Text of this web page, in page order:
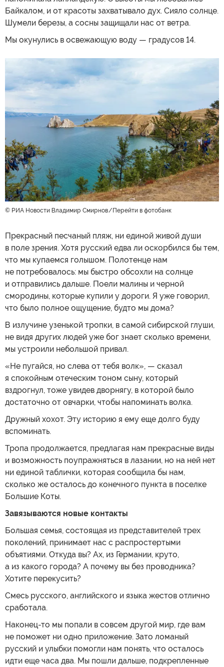
Байкалом, и от красоты захватывало дух. Сияло солнце.
Шумели березы, а сосны защищали нас от ветра.
Мы окунулись в освежающую воду — градусов 14.
© РИА Новости Владимир Смирнов Перейти в фотобанк
Прекрасный песчаный пляж, ни единой живой души
в поле зрения. Хотя русский едва ли оскорбился бы тем,
что мы купаемся голышом. Полотенце нам
не потребовалось: мы быстро обсохли на солнце
и отправились дальше. Поели малины и черной
смородины, которые купили у дороги. Я уже говорил,
что было полное ощущение, будто мы дома?
В излучине узенькой тропки, в самой сибирской глуши,
не видя других людей уже бог знает сколько времени,
мы устроили небольшой привал.
«Не пугайся, но слева от тебя волк», — сказал
я спокойным отеческим тоном сыну, который
вздрогнул, тоже увидев дворнягу, в которой было
достаточно от овчарки, чтобы напоминать волка.
Дружный хохот. Эту историю я ему еще долго буду
вспоминать.
Тропа продолжается, предлагая нам прекрасные виды
и возможность поупражняться в лазании, но на ней нет
ни единой таблички, которая сообщила бы нам,
сколько же осталось до конечного пункта в поселке
Большие Коты.
Завязываются новые контакты
Большая семья, состоящая из представителей трех
поколений, принимает нас с распростертыми
объятиями. Откуда вы? Ах, из Германии, круто,
а из какого города? А почему вы без проводника?
Хотите перекусить?
Смесь русского, английского и языка жестов отлично
сработала.
Наконец-то мы попали в совсем другой мир, где вам
не поможет ни одно приложение. Зато ломаный
русский и улыбки помогли нам понять, что осталось
идти еще часа два. Мы пошли дальше, подкрепленные